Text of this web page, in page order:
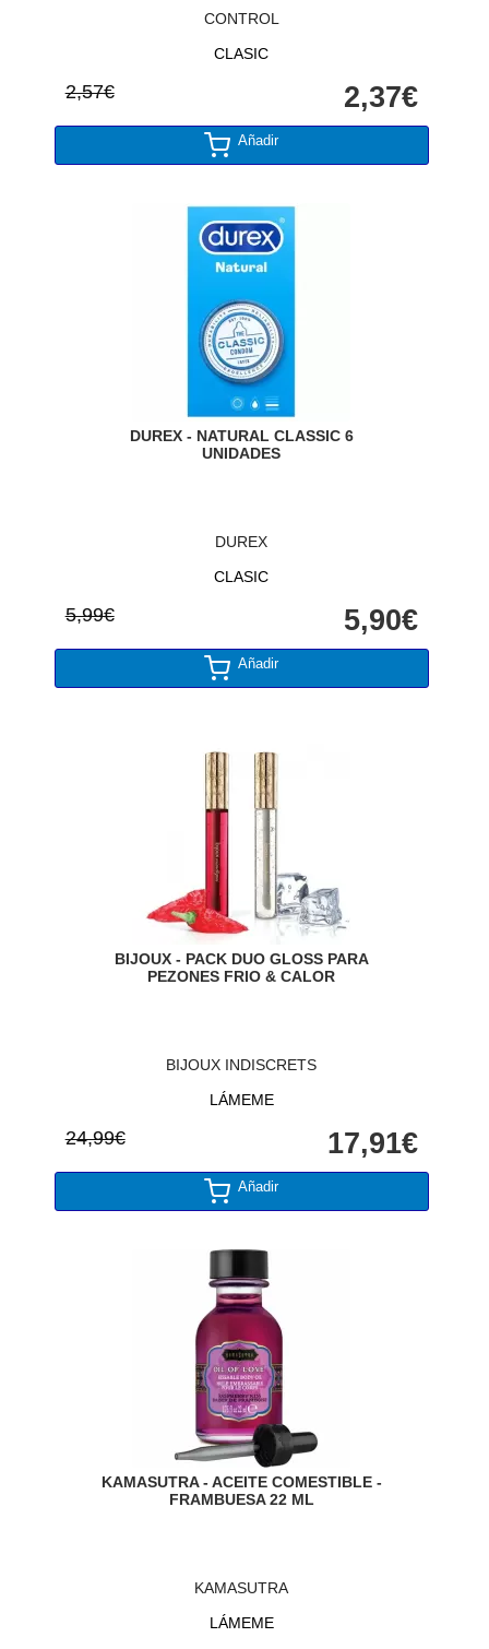
CONTROL
CLASIC
2,57€ 2,37€
Añadir
DUREX - NATURAL CLASSIC 6
UNIDADES
DUREX
CLASIC
5,99€ 5,90€
Añadir
BIJOUX - PACK DUO GLOSS PARA
PEZONES FRIO & CALOR
BIJOUX INDISCRETS
LÁMEME
24,99€ 17,91€
Añadir
KAMASUTRA - ACEITE COMESTIBLE -
FRAMBUESA 22 ML
KAMASUTRA
LÁMEME